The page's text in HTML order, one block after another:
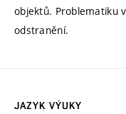
objektů. Problematiku
odstranění.
JAZYK VÝUKY